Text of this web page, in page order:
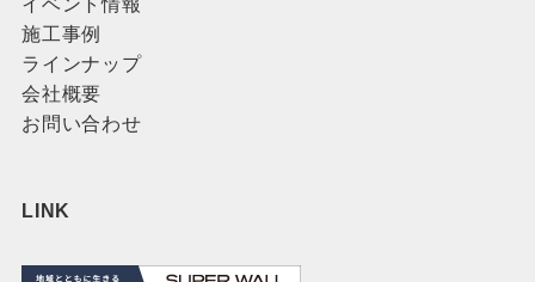
施工事例
ラインナップ
会社概要
お問い合わせ
LINK